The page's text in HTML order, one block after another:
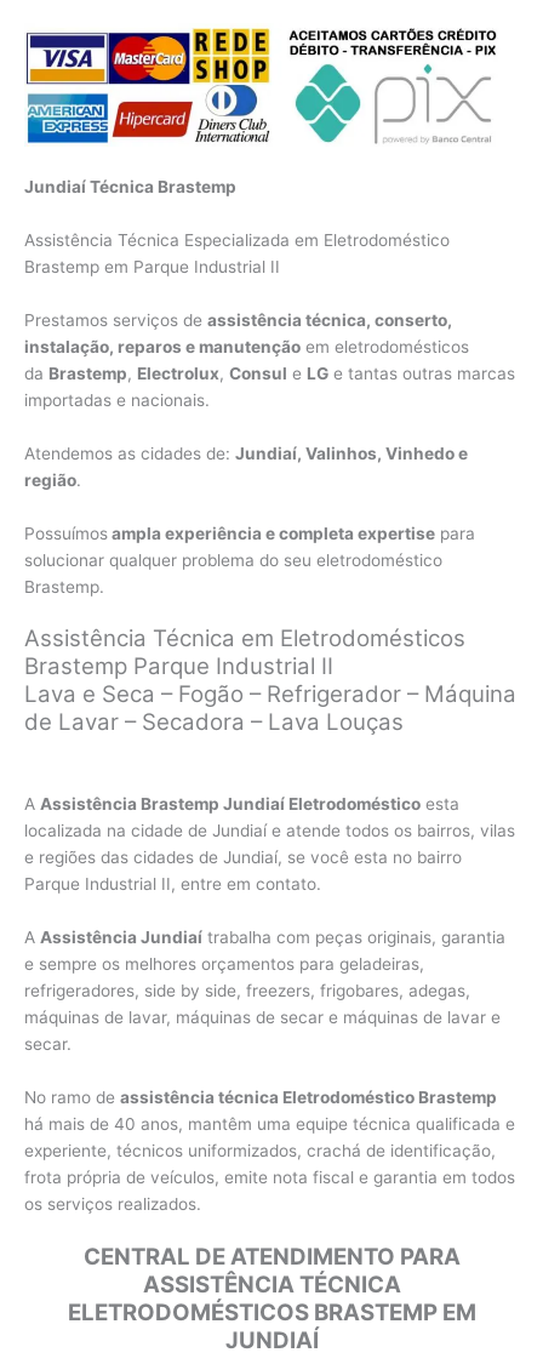
Jundiaí Técnica Brastemp
Assistência Técnica Especializada em Eletrodoméstico
Brastemp em Parque Industrial II
Prestamos serviços de assistência técnica, conserto,
instalação, reparos e manutenção em eletrodomésticos
da Brastemp, Electrolux, Consul e LG e tantas outras marcas
importadas e nacionais.
Atendemos as cidades de: Jundiaí, Valinhos, Vinhedo e
região.
Possuímosampla experiência e completa expertise para
solucionar qualquer problema do seu eletrodoméstico
Brastemp.
Assistência Técnica em Eletrodomésticos
Brastemp Parque Industrial II
Lava e Seca – Fogão – Refrigerador – Máquina
de Lavar – Secadora – Lava Louças
A Assistência Brastemp Jundiaí Eletrodoméstico esta
localizada na cidade de Jundiaí e atende todos os bairros, vilas
e regiões das cidades de Jundiaí, se você esta no bairro
Parque Industrial II, entre em contato.
A Assistência Jundiaí trabalha com peças originais, garantia
e sempre os melhores orçamentos para geladeiras,
refrigeradores, side by side, freezers, frigobares, adegas,
máquinas de lavar, máquinas de secar e máquinas de lavar e
secar.
No ramo de assistência técnica Eletrodoméstico Brastemp
há mais de 40 anos, mantêm uma equipe técnica qualificada e
experiente, técnicos uniformizados, crachá de identificação,
frota própria de veículos, emite nota fiscal e garantia em todos
os serviços realizados.
CENTRAL DE ATENDIMENTO PARA
ASSISTÊNCIA TÉCNICA
ELETRODOMÉSTICOS BRASTEMP EM
JUNDIAÍ